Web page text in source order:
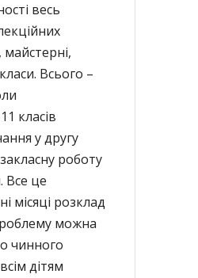
весь
Всього –
класів
у другу
роботу
Все це
місяці розклад
можна
чинного
дітям